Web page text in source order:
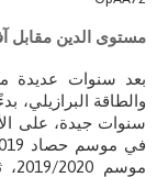
مستوى الدين مقابل
بعد سنوات عديدة